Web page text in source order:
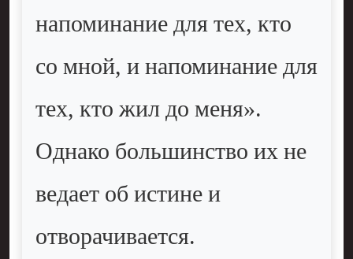
напоминание для тех, кто
со мной, и напоминание для
тех, кто жил до меня».
Однако большинство их не
ведает об истине и
отворачивается.